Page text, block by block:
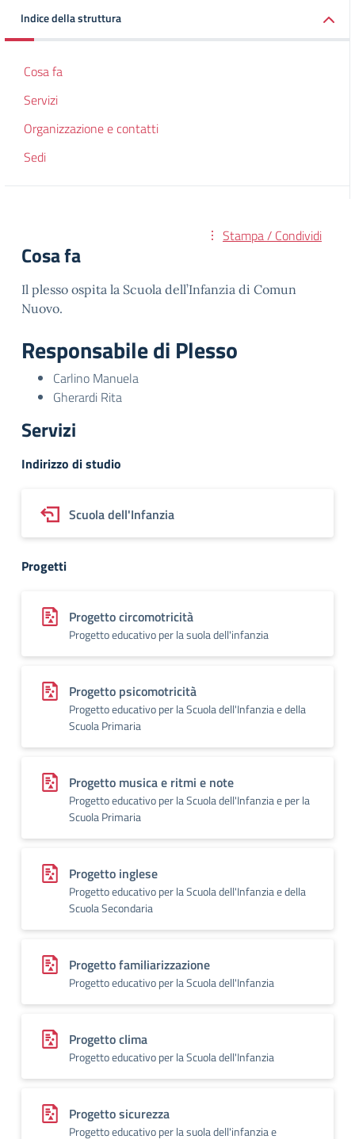
Indice della struttura
Cosa fa
Servizi
Organizzazione e contatti
Sedi
Stampa / Condividi
Cosa fa
Il plesso ospita la Scuola dell’Infanzia di Comun
Nuovo.
Responsabile di Plesso
Carlino Manuela
Gherardi Rita
Servizi
Indirizzo di studio
Scuola dell'Infanzia
Progetti
Progetto circomotricità
Progetto educativo per la suola dell'infanzia
Progetto psicomotricità
Progetto educativo per la Scuola dell'Infanzia e della
Scuola Primaria
Progetto musica e ritmi e note
Progetto educativo per la Scuola dell'Infanzia e per la
Scuola Primaria
Progetto inglese
Progetto educativo per la Scuola dell'Infanzia e della
Scuola Secondaria
Progetto familiarizzazione
Progetto educativo per la Scuola dell'Infanzia
Progetto clima
Progetto educativo per la Scuola dell'Infanzia
Progetto sicurezza
Progetto educativo per la suola dell'infanzia e